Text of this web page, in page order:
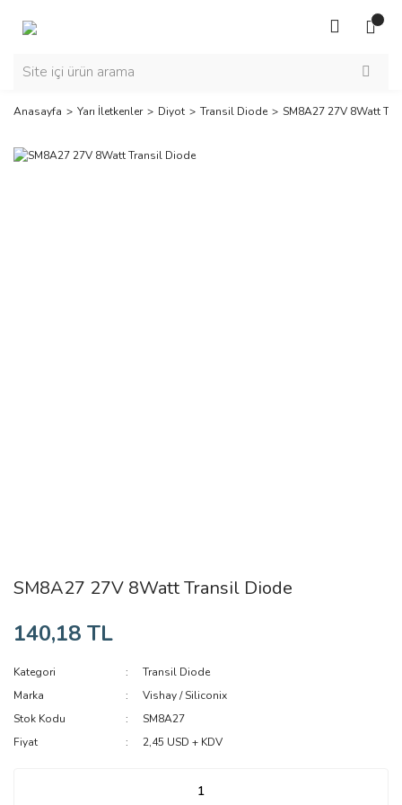
Anasayfa Yarı İletkenler Diyot Transil Diode SM8A27 27V 8Watt
SM8A27 27V 8Watt Transil Diode
140,18 TL
Kategori
Transil Diode
Marka
Vishay / Siliconix
Stok Kodu
SM8A27
Fiyat
2,45 USD + KDV